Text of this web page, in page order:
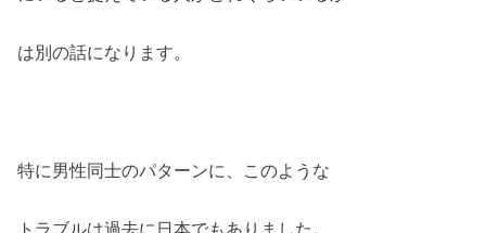
は別の話になります。
特に男性同士のパターンに、このような
トラブルは過去に日本でもありました。